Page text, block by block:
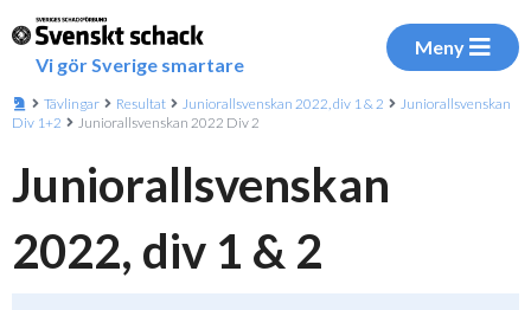
Vi gör Sverige smartare
Meny
Tävlingar Resultat Juniorallsvenskan 2022, div 1 & 2
Juniorallsvenskan
Div 1+2
Juniorallsvenskan 2022 Div 2
Juniorallsvenskan
2022, div 1 & 2